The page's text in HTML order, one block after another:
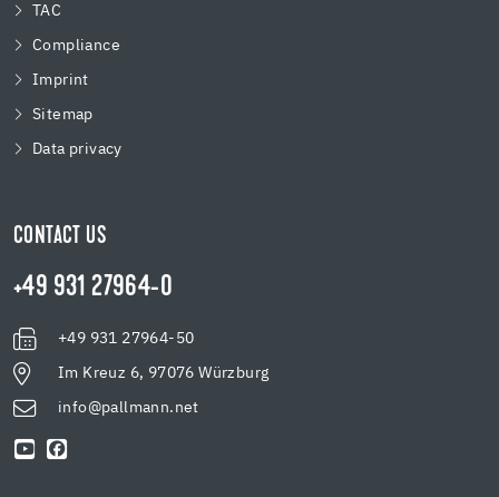
TAC
Compliance
Imprint
Sitemap
Data privacy
CONTACT US
+49 931 27964-0
+49 931 27964-50
Im Kreuz 6, 97076 Würzburg
info@pallmann.net